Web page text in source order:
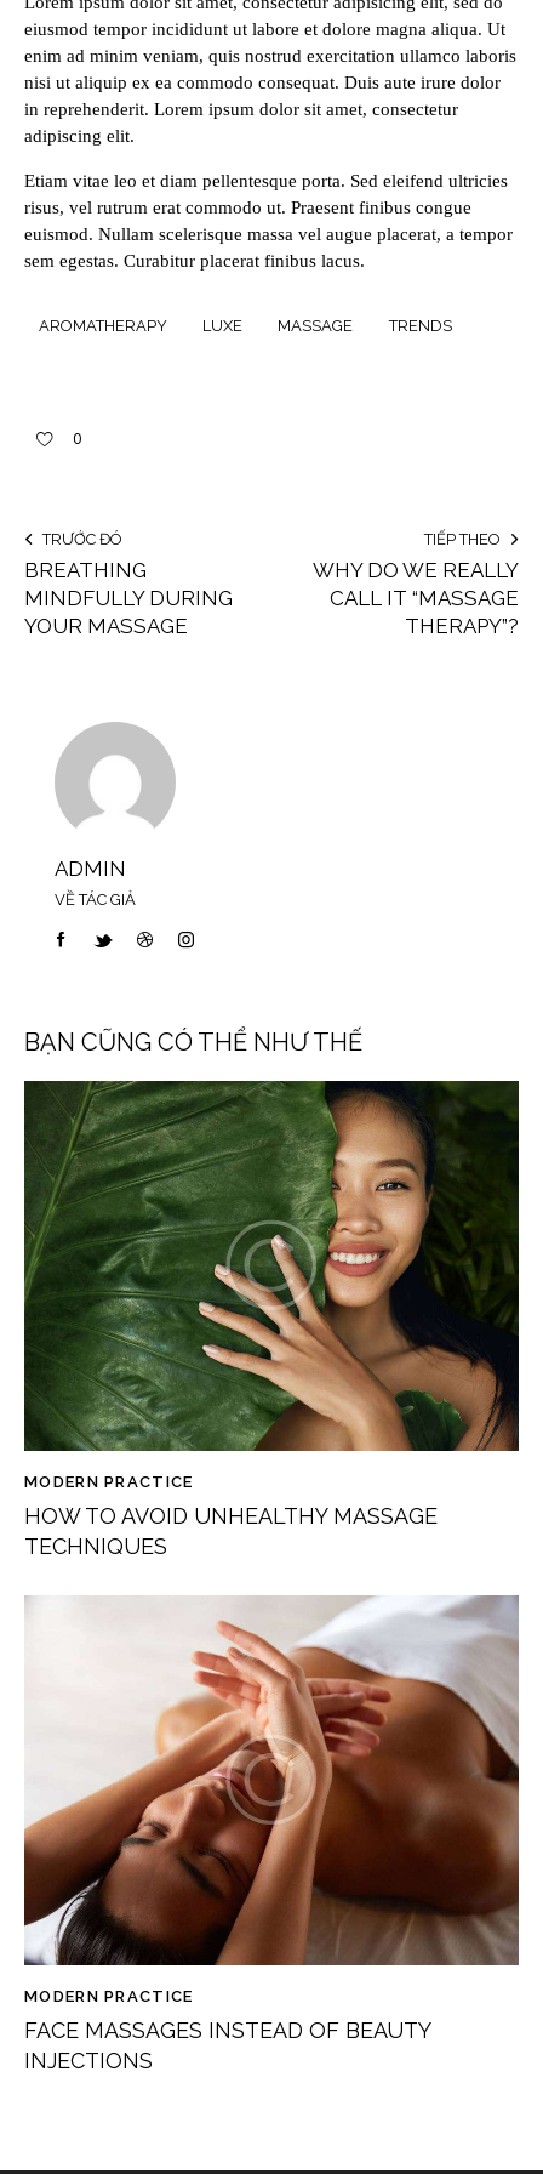
eiusmod tempor incididunt ut labore et dolore magna aliqua. Ut
enim ad minim veniam, quis nostrud exercitation ullamco laboris
nisi ut aliquip ex ea commodo consequat. Duis aute irure dolor
in reprehenderit. Lorem ipsum dolor sit amet, consectetur
adipiscing elit.
Etiam vitae leo et diam pellentesque porta. Sed eleifend ultricies
risus, vel rutrum erat commodo ut. Praesent finibus congue
euismod. Nullam scelerisque massa vel augue placerat, a tempor
sem egestas. Curabitur placerat finibus lacus.
AROMATHERAPY LUXE MASSAGE TRENDS
0
TRƯỚC ĐÓ
BREATHING
MINDFULLY DURING
YOUR MASSAGE
TIẾP THEO
WHY DO WE REALLY
CALL IT “MASSAGE
THERAPY”?
ADMIN
VỀ TÁC GIẢ
BẠN CŨNG CÓ THỂ NHƯ THẾ
MODERN PRACTICE
HOW TO AVOID UNHEALTHY MASSAGE
TECHNIQUES
MODERN PRACTICE
FACE MASSAGES INSTEAD OF BEAUTY
INJECTIONS